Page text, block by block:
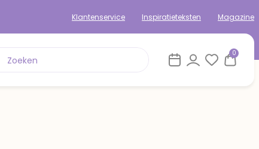
Klantenservice Inspiratieteksten Magazine
0